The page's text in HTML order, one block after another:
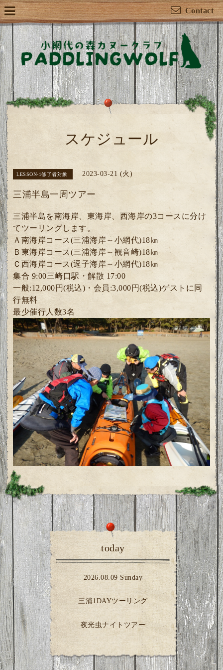
Contact
スケジュール
LESSON-1修了者対象 2023-03-21 (火)
三浦半島一周ツアー
三浦半島を南海岸、東海岸、西海岸の3コースに分け
てツーリングします。
Ａ南海岸コース(三浦海岸～小網代)18㎞
Ｂ東海岸コース(三浦海岸～観音崎)18㎞
Ｃ西海岸コース(逗子海岸～小網代)18㎞
集合 9:00三崎口駅・解散 17:00
一般:12,000円(税込)・ 会員:3,000円(税込)ゲスト に同
行無料
最少催行人数3名
today
2026.08.09 Sunday
三浦1DAYツーリング
夜光虫ナイトツアー